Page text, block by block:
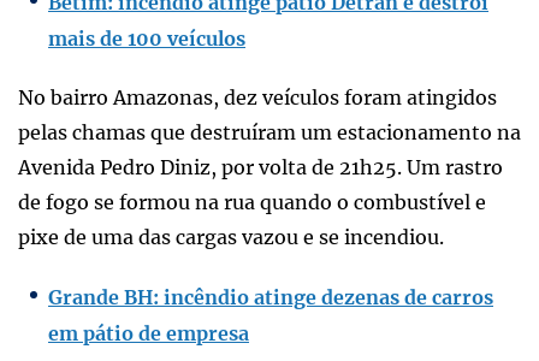
mais de 100 veículos
No bairro Amazonas, dez veículos foram atingidos
pelas chamas que destruíram um estacionamento na
Avenida Pedro Diniz, por volta de 21h25. Um rastro
de fogo se formou na rua quando o combustível e
pixe de uma das cargas vazou e se incendiou.
Grande BH: incêndio atinge dezenas de carros
em pátio de empresa